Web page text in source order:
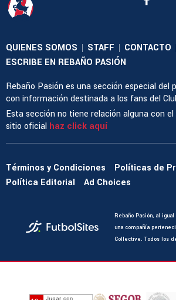
QUIENES SOMOS | STAFF | CONTACTO
ESCRIBE EN REBAÑO PASIÓN
Rebaño Pasión es una sección especial del
con información destinada a los fans del
Esta sección no tiene relación alguna con
sitio oficial haz click aquí
Términos y Condiciones
Políticas de
Política Editorial
Ad Choices
Rebaño Pasión, al
una compañía
Collective. Todos los